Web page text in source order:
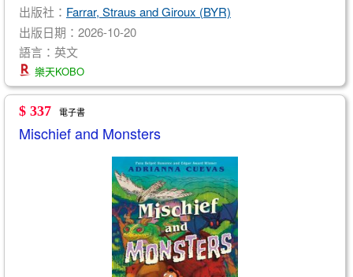
出版社： Farrar, Straus and Giroux (BYR)
出版日期：2026-10-20
語言：英文
樂天KOBO
$ 337 電子書
Mischief and Monsters